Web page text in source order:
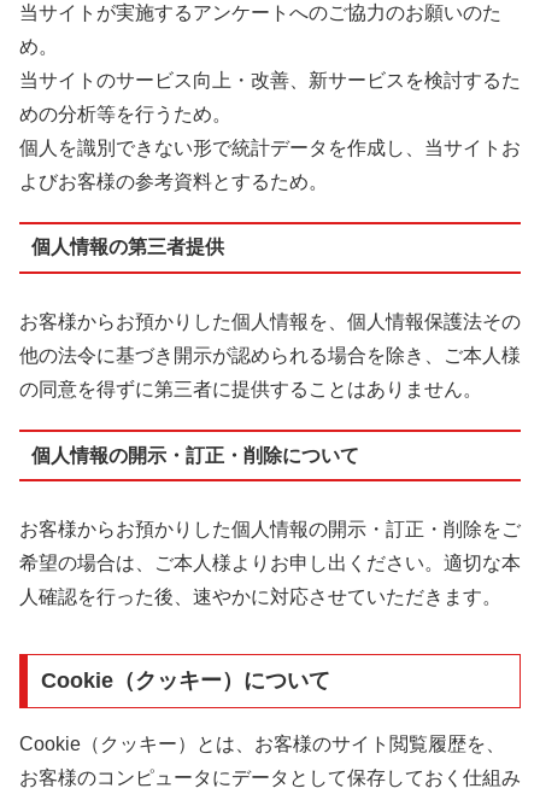
当サイトが実施するアンケートへのご協力のお願いのた
め。
当サイトのサービス向上・改善、新サービスを検討するた
めの分析等を行うため。
個人を識別できない形で統計データを作成し、当サイトお
よびお客様の参考資料とするため。
個人情報の第三者提供
お客様からお預かりした個人情報を、個人情報保護法その
他の法令に基づき開示が認められる場合を除き、ご本人様
の同意を得ずに第三者に提供することはありません。
個人情報の開示・訂正・削除について
お客様からお預かりした個人情報の開示・訂正・削除をご
希望の場合は、ご本人様よりお申し出ください。適切な本
人確認を行った後、速やかに対応させていただきます。
Cookie（クッキー）について
Cookie（クッキー）とは、お客様のサイト閲覧履歴を、
お客様のコンピュータにデータとして保存しておく仕組み